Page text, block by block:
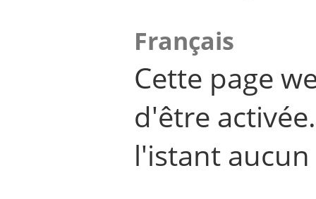
Français
Cette page
d'être
l'istant